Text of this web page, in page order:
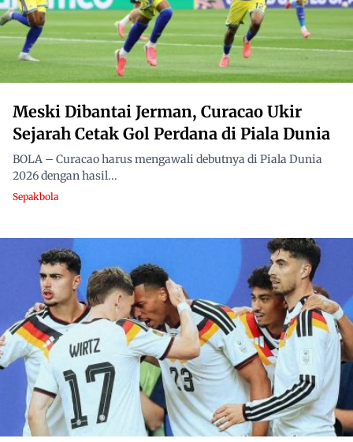
Meski Dibantai Jerman, Curacao Ukir
Sejarah Cetak Gol Perdana di Piala Dunia
BOLA – Curacao harus mengawali debutnya di Piala Dunia
2026 dengan hasil...
Sepakbola